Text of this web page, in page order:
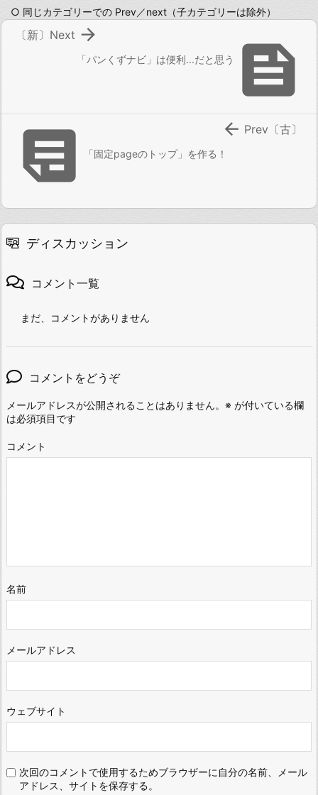
○ 同じカテゴリーでの Prev／next（子カテゴリーは除外）

「パンくずナビ」は便利...だと思う

〔新〕Next
 「固定pageのトップ」を作る！
 Prev〔古〕
ディスカッション
コメント一覧
まだ、コメントがありません
コメントをどうぞ
メールアドレスが公開されることはありません。 ※ が付いている欄
は必須項目です
コメント
名前
メールアドレス
ウェブサイト
次回のコメントで使用するためブラウザーに自分の名前、メール
アドレス、サイトを保存する。